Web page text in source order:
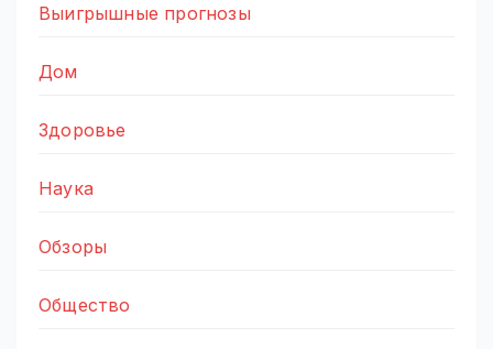
Выигрышные прогнозы
Дом
Здоровье
Наука
Обзоры
Общество